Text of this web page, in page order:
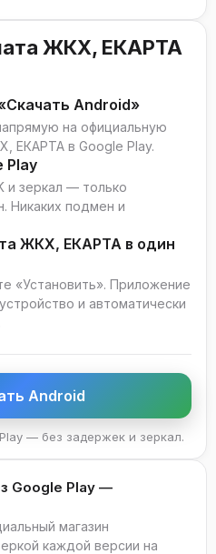
МБ под установку и кеш
и QR-кодов на
баланса карты
смартфону.
для проведения
или RuStore,
«Оплата ЖКХ ЕКАРТА» —
окончания
доступ к камере
для оплаты в разделе
для Android
ЖКХ, ЕКАРТА
Android»
на официальную
ЕКАРТА в Google Play.
Play
и зеркал — только
Никаких подмен и
ЖКХ, ЕКАРТА в один
«Установить». Приложение
и автоматически
Android
— без задержек и зеркал.
Google Play —
магазин
каждой версии на